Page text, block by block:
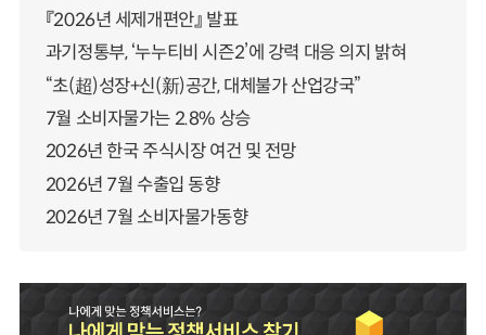
『2026년 세제개편안』 발표
과기정통부, ‘누누티비 시즌2’에 강력 대응 의지 밝혀
“초(超)성장+신(新)공간, 대체불가 산업강국”
7월 소비자물가는 2.8% 상승
2026년 한국 주식시장 여건 및 전망
2026년 7월 수출입 동향
2026년 7월 소비자물가동향